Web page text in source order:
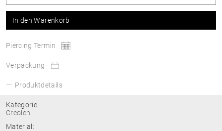
In den Warenkorb
Piercing Termin
Verpackung
Produktdetails
Kategorie:
Creolen
Material: